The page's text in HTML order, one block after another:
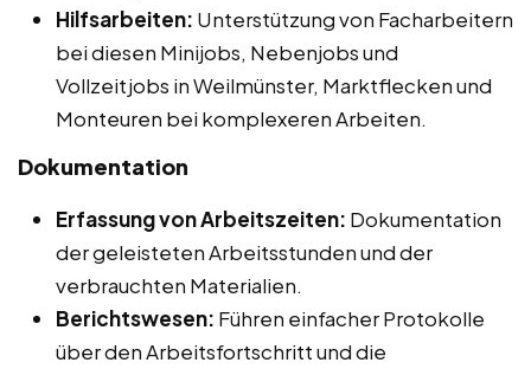
Hilfsarbeiten: Unterstützung von Facharbeitern
bei diesen Minijobs, Nebenjobs und
Vollzeitjobs in Weilmünster, Marktflecken und
Monteuren bei komplexeren Arbeiten.
Dokumentation
Erfassung von Arbeitszeiten: Dokumentation
der geleisteten Arbeitsstunden und der
verbrauchten Materialien.
Berichtswesen: Führen einfacher Protokolle
über den Arbeitsfortschritt und die